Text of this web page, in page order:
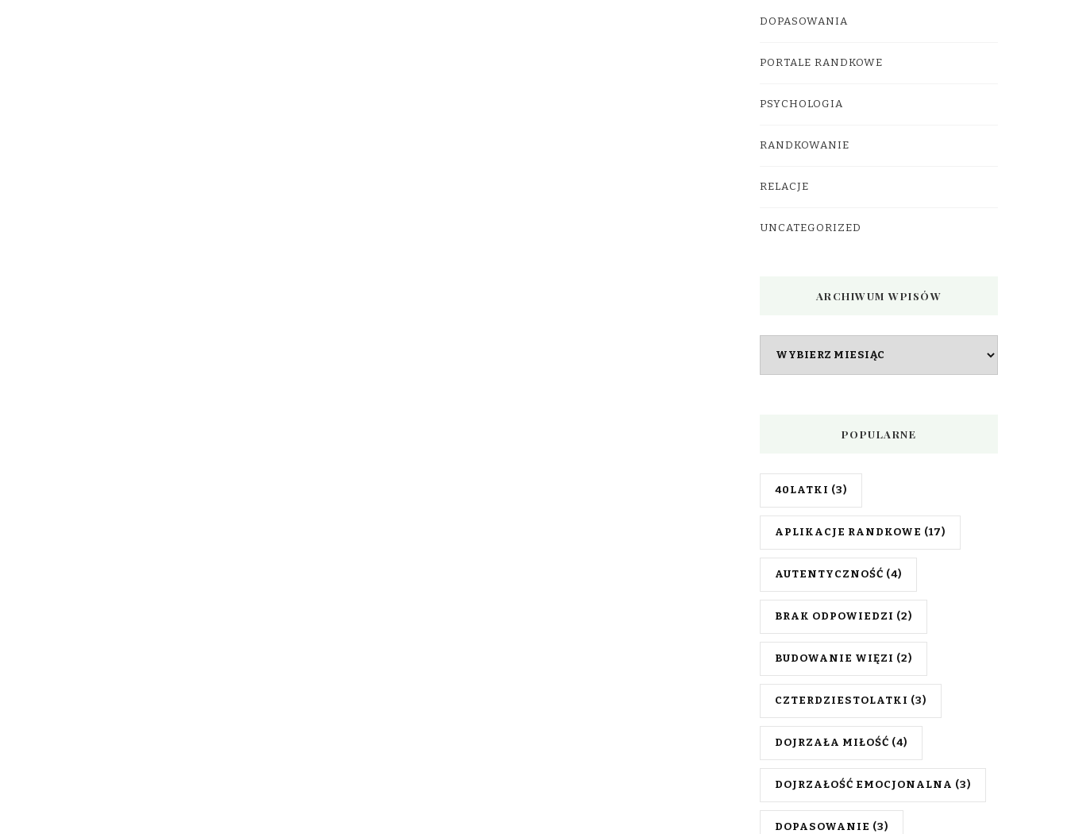
DOPASOWANIA
PORTALE RANDKOWE
PSYCHOLOGIA
RANDKOWANIE
RELACJE
UNCATEGORIZED
ARCHIWUM WPISÓW
POPULARNE
40LATKI (3)
APLIKACJE RANDKOWE (17)
AUTENTYCZNOŚĆ (4)
BRAK ODPOWIEDZI (2)
BUDOWANIE WIĘZI (2)
CZTERDZIESTOLATKI (3)
DOJRZAŁA MIŁOŚĆ (4)
DOJRZAŁOŚĆ EMOCJONALNA (3)
DOPASOWANIE (3)